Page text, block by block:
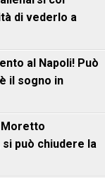
di vederlo a
al Napoli! Può
il sogno in
Moretto
può chiudere la